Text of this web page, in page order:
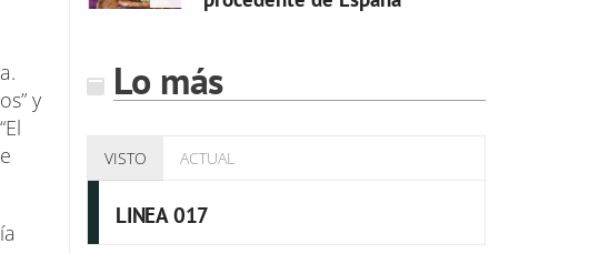
y
Lo más
VISTO ACTUAL
LINEA 017